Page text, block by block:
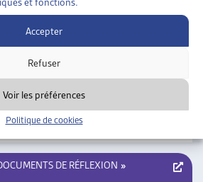
Accepter
Refuser
Voir les préférences
Politique de cookies
DE LA PARTICIPATION DES
LUTTE CONTRE LA PAUVRETÉ
DE RÉFLEXION »